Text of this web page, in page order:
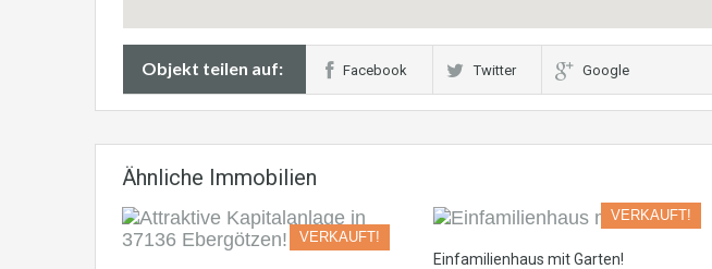
Objekt teilen auf: Facebook Twitter Google
Ähnliche Immobilien
VERKAUFT!
VERKAUFT!
Einfamilienhaus mit Garten!